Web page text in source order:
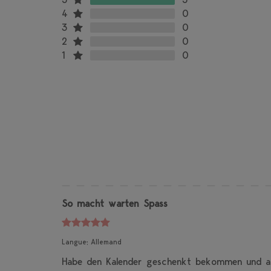
4
0
3
0
2
0
1
0
So macht warten Spass
Langue: Allemand
Habe den Kalender geschenkt bekommen